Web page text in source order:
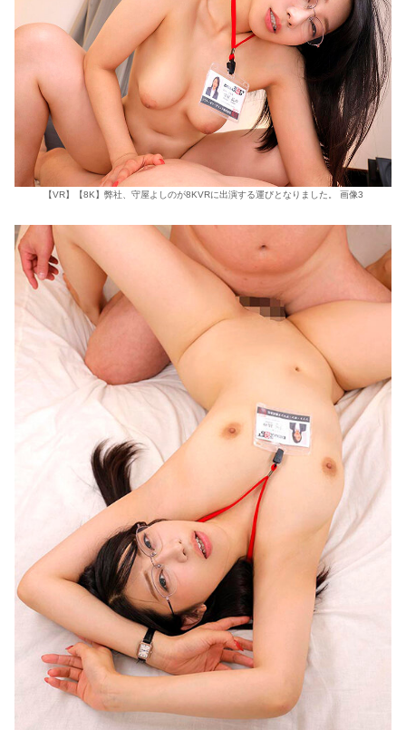
【VR】【8K】弊社、守屋よしのが8KVRに出演する運びとなりました。 画像3